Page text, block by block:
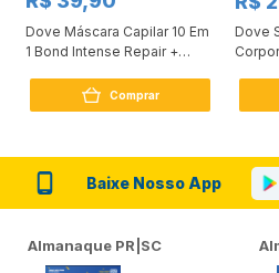
Dove Máscara Capilar 10 Em
1 Bond Intense Repair +
Comprar
Dove
Baixe Nosso App
Almanaque PR|SC